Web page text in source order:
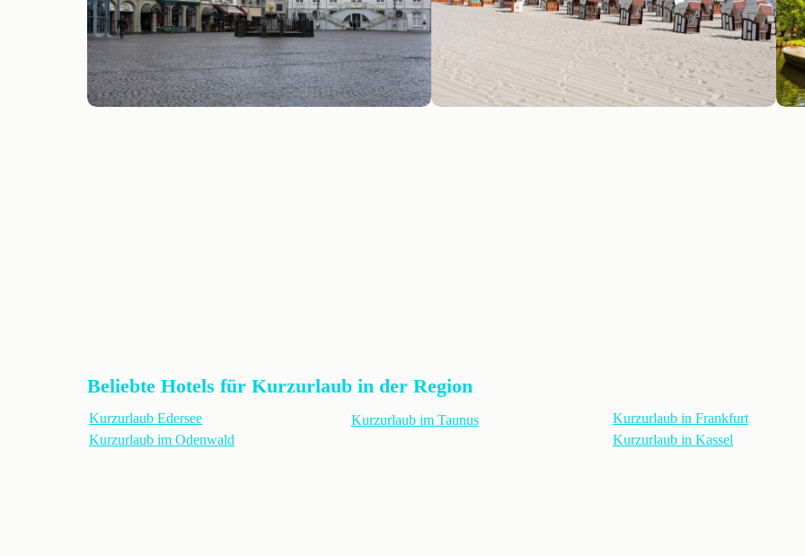
Beliebte Hotels für Kurzurlaub in der Region
Kurzurlaub Edersee
Kurzurlaub im Odenwald
Kurzurlaub im Taunus
Kurzurlaub in Frankfurt
Kurzurlaub in Kassel